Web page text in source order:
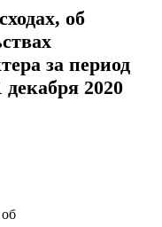
об
за период
декабря 2020